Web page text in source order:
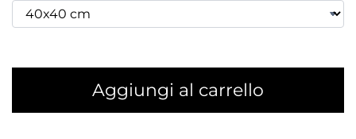
Aggiungi al carrello